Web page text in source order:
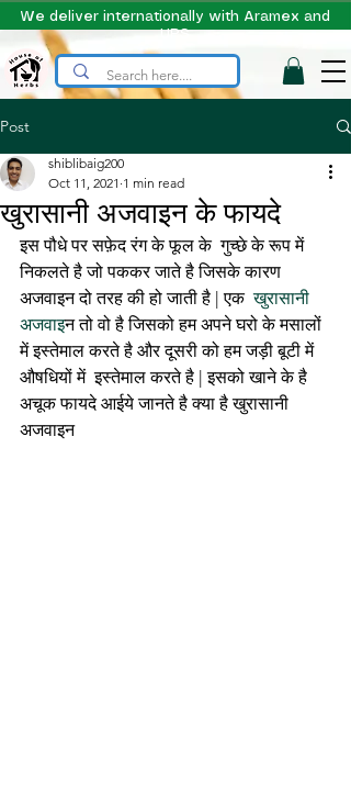
We deliver internationally with Aramex and
UPS
Post
खुरासानी अजवाइन के फायदे
shiblibaig200
Oct 11, 2021 1 min read
इस पौधे पर सफ़ेद रंग के फूल के  गुच्छे के रूप में
निकलते है जो पककर जाते है जिसके कारण
अजवाइन दो तरह की हो जाती है | एक
  खुरासानी
अजवाइन तो वो है जिसको हम अपने घरो के मसालों
में इस्तेमाल करते है और दूसरी को हम जड़ी बूटी में
औषधियों में  इस्तेमाल करते है | इसको खाने के है
अचूक फायदे आईये जानते है क्या है खुरासानी
अजवाइन